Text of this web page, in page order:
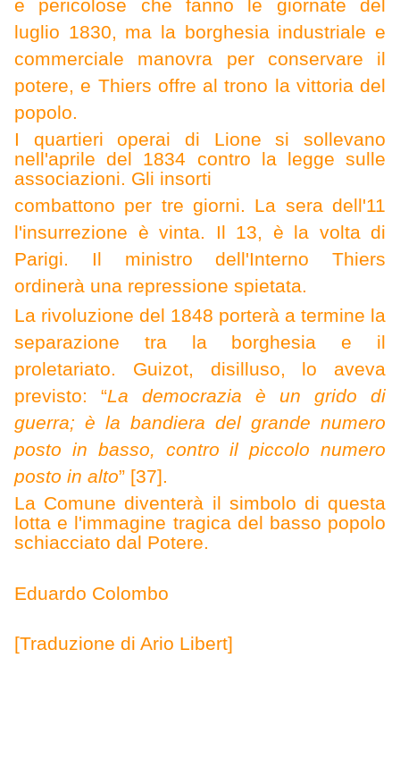
e pericolose che fanno le giornate del
luglio 1830, ma la borghesia industriale e
commerciale manovra per conservare il
potere, e Thiers offre al trono la vittoria del
popolo.
I quartieri operai di Lione si sollevano
nell'aprile del 1834 contro la legge sulle
associazioni. Gli insorti
combattono per tre giorni. La sera dell'11
l'insurrezione è vinta. Il 13, è la volta di
Parigi. Il ministro dell'Interno Thiers
ordinerà una repressione spietata.
La rivoluzione del 1848 porterà a termine la
separazione tra la borghesia e il
proletariato. Guizot, disilluso, lo aveva
previsto: “La democrazia è un grido di
guerra; è la bandiera del grande numero
posto in basso, contro il piccolo numero
posto in alto” [37].
La Comune diventerà il simbolo di questa
lotta e l'immagine tragica del basso popolo
schiacciato dal Potere.
Eduardo Colombo
[Traduzione di Ario Libert]